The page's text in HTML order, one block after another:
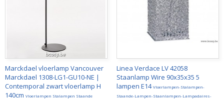
Marckdael vloerlamp Vancouver
Marckdael 1308-LG1-GU10-NE |
Contemporal zwart vloerlamp H
140cm Vloerlampen Stalampen Staande
Linea Verdace LV 42058
Staanlamp Wire 90x35x35 5
lampen E14Vloerlampen-Stalampen-
Staande-Lampen-Staanlampen-Lampadaires-